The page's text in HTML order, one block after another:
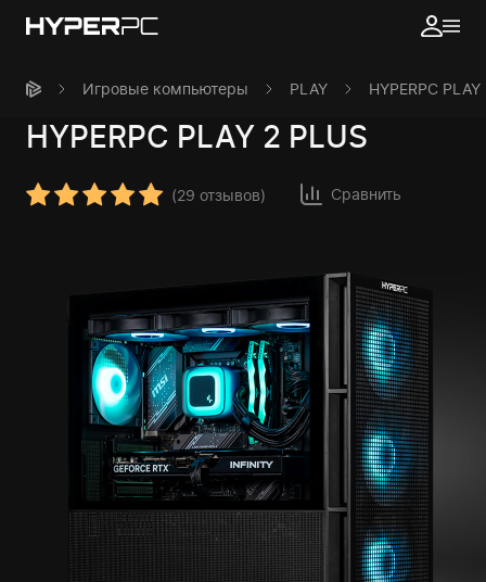
Игровые компьютеры PLAY HYPERPC
HYPERPC PLAY 2 PLUS
(29 отзывов) Сравнить